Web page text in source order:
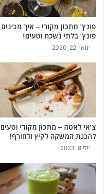
!ס
!
פונץ' מתכון מקורי – איך מכינים
פונץ' בלתי נשכח וטעים!
ינואר 22, 2020
צ'אי לאטה – מתכון מקורי וטעים
להכנת המשקה לקיץ ולחורף!
יולי 9, 2023